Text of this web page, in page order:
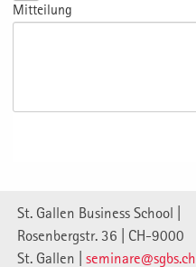
Mitteilung
St. Gallen Business School |
Rosenbergstr. 36 | CH-9000
St. Gallen | seminare@sgbs.ch